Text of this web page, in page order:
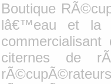
Boutique
lâ€™eau et la
citernes de